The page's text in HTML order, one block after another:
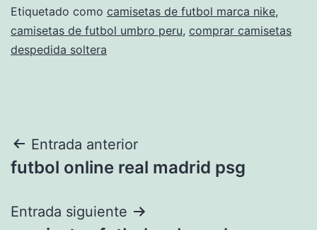
Etiquetado como camisetas de futbol marca nike,
camisetas de futbol umbro peru, comprar camisetas
despedida soltera
Navegación
de
entradas
Entrada anterior
futbol online real madrid psg
Entrada siguiente